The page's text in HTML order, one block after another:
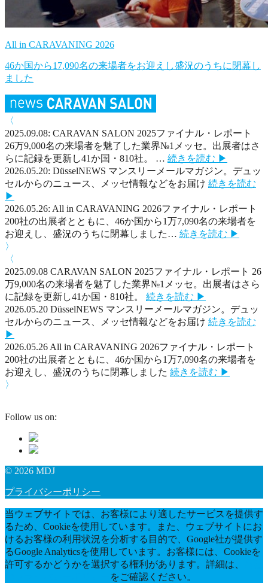
All in CARAVANING 2026
46か国から17,090名の来場者をお迎えし盛況のうちに閉幕し
ました
〈
2025.09.08: CARAVAN SALON 2025ファイナル・レポート
26万9,000名の来場者を魅了した業界№1メッセ。出展者はさ
らに記録を更新し41か国・810社。
… 続きを読む ▶
2026.05.20: DüsselNEWS マンスリーメールマガジン。デュッ
セルからのニュース、メッセ情報などをお届け 続きを読む
▶
2026.05.26: All in CARAVANING 2026ファイナル・レポート
200社の出展者とともに、46か国から1万7,090名の来場者を
お迎えし、盛況のうちに閉幕しました… 続きを読む ▶
〉
〈
2025.09.08 CARAVAN SALON 2025ファイナル・レポート 26
万9,000名の来場者を魅了した業界№1メッセ。出展者はさら
に記録を更新し41か国・810社。
続きを読む ▶
2026.05.20 DüsselNEWS マンスリーメールマガジン。デュッ
セルからのニュース、メッセ情報などをお届け 続きを読む
▶
2026.05.26 All in CARAVANING 2026ファイナル・レポート
200社の出展者とともに、46か国から1万7,090名の来場者を
お迎えし、盛況のうちに閉幕しました 続きを読む ▶
〉
Follow us on:
© 2026 MDJ
プライバシーポリシー
当ウェブサイトでは、お客様により適したサービスを提供す
るため、Cookieを使用しています。また、ウェブサイトにお
けるお客様の利用状況を分析する目的で、Google社が提供す
るGoogle Analyticsを使用しています。お客様には、Cookieを
許可するかどうかを選択する権利があります。詳細は、
をご確認ください。